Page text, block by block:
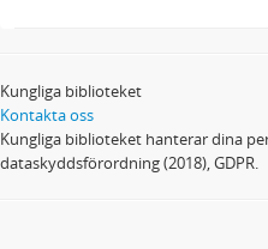
Kungliga biblioteket
Kontakta oss
Kungliga biblioteket hanterar dina
dataskyddsförordning (2018), GDPR.